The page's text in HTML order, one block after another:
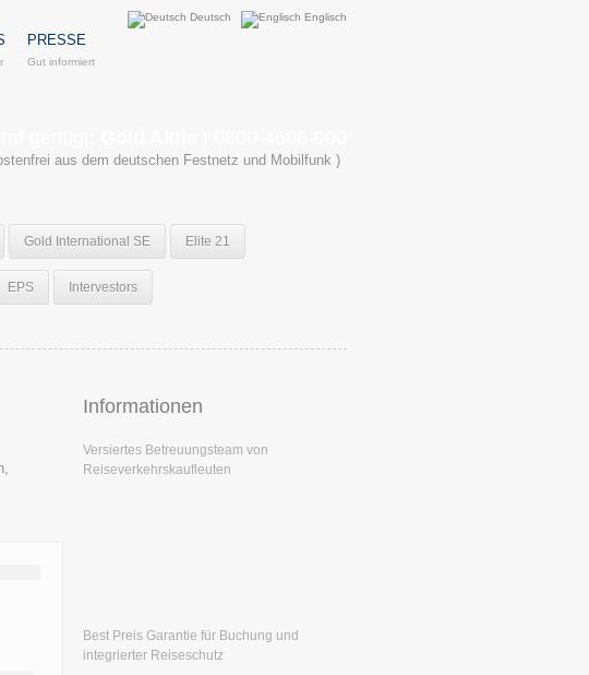
Deutsch Englisch
PRESSE
Gut informiert
aus dem deutschen Festnetz und Mobilfunk )
Gold International SE Elite 21
EPS Intervestors
Informationen
Versiertes Betreuungsteam von
Reiseverkehrskaufleuten
Best Preis Garantie für Buchung und
integrierter Reiseschutz